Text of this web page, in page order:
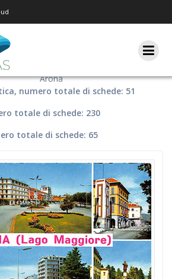
Arona
numero totale di schede: 51
totale di schede: 230
totale di schede: 65